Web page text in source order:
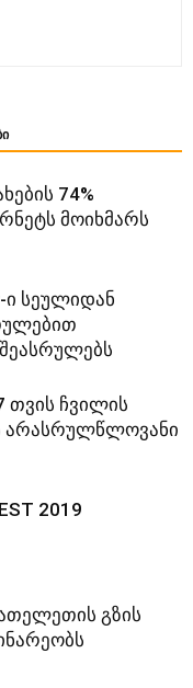
74%
მოიხმარს
ი სეულიდან
თვის ჩვილის
არასრულწლოვანი
2019
გზის